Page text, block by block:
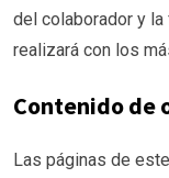
del colaborador y
realizará con los
Contenido de
Las páginas de